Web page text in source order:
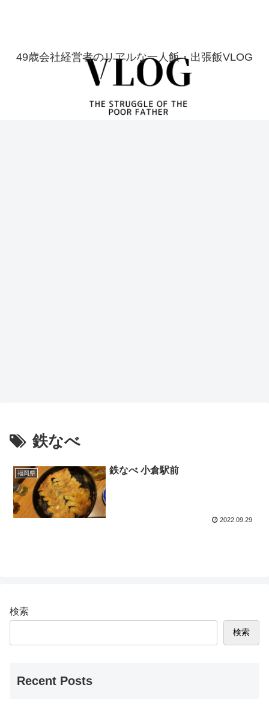
49歳会社経営者のリアルな一人飯・出張飯VLOG
鉄なべ
福岡県 鉄なべ 小倉駅前
2022.09.29
検索
検索
Recent Posts